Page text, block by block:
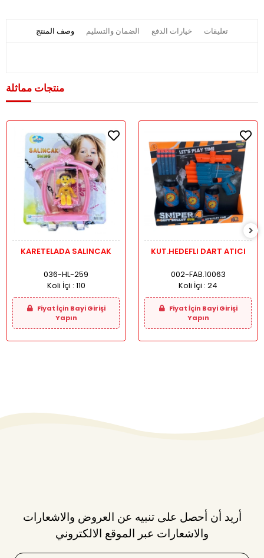
وصف المنتج الضمان والتسليم خيارات الدفع تعليقات
منتجات مماثلة
KARETELADA SALINCAK
036-HL-259
Koli İçi : 110
Fiyat İçin Bayi Girişi
Yapın
KUT.HEDEFLI DART ATICI
002-FAB.10063
Koli İçi : 24
Fiyat İçin Bayi Girişi
Yapın
أريد أن أحصل على تنبيه عن العروض والاشعارات
والاشعارات عبر الموقع الالكتروني